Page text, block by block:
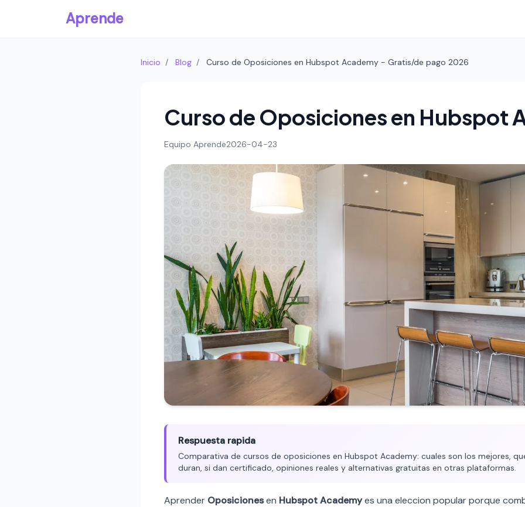
Aprende
Inicio / Blog / Curso de Oposiciones en Hubspot Academy - Gratis/de pago 2026
Curso de Oposiciones en Hubspot
Equipo Aprende2026-04-23
Respuesta rapida
Comparativa de cursos de oposiciones en Hubspot Academy: cuales son los mejores,
duran, si dan certificado, opiniones reales y alternativas gratuitas en otras plataformas.
Aprender Oposicionesen Hubspot Academyes una eleccion popular porque